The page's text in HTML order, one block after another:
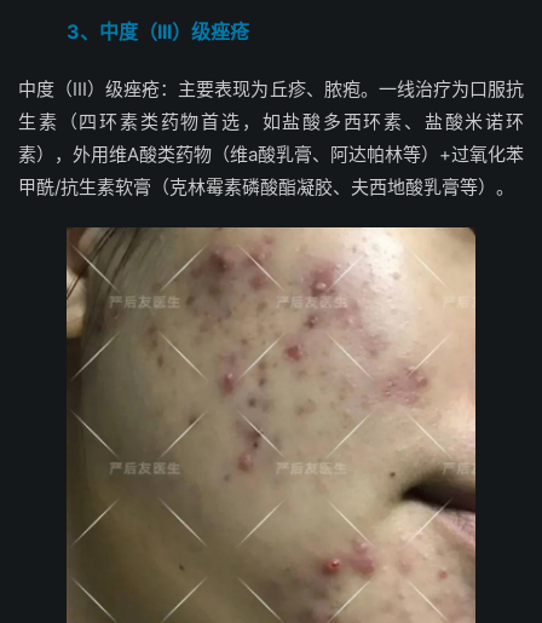
3、中度（III）级痤疮
中度（III）级痤疮：主要表现为丘疹、脓疱。一线治疗为口服抗
生素（四环素类药物首选，如盐酸多西环素、盐酸米诺环
素），外用维A酸类药物（维a酸乳膏、阿达帕林等）+过氧化苯
甲酰/抗生素软膏（克林霉素磷酸酯凝胶、夫西地酸乳膏等）。